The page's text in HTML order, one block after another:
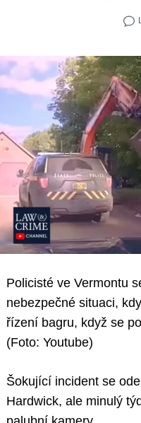
Policisté ve Vermontu
nebezpečné situaci,
řízení bagru, když se
(Foto: Youtube)
Šokující incident se
Hardwick, ale minulý